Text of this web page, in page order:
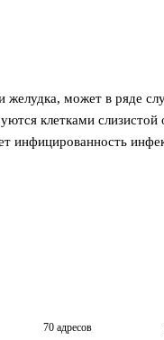
может в ряде
клетками
инфицированность
бессимптомных
70 адресов